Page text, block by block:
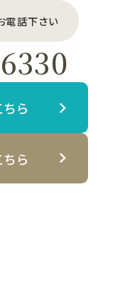
電話下さい
ら
ら